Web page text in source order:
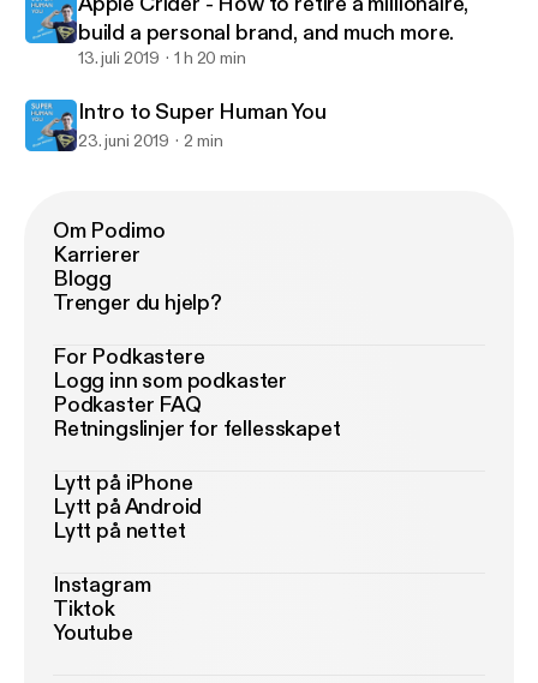
build a personal brand, and much more.
13. juli 2019 1 h 20 min
Intro to Super Human You
23. juni 2019 2 min
Om Podimo
Karrierer
Blogg
Trenger du hjelp?
For Podkastere
Logg inn som podkaster
Podkaster FAQ
Retningslinjer for fellesskapet
Lytt på iPhone
Lytt på Android
Lytt på nettet
Instagram
Tiktok
Youtube